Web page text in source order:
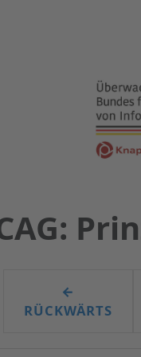
←
RÜCKWÄRTS